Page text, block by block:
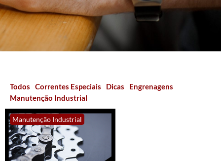
Todos Correntes Especiais Dicas
Engrenagens
Manutenção Industrial
Manutenção Industrial